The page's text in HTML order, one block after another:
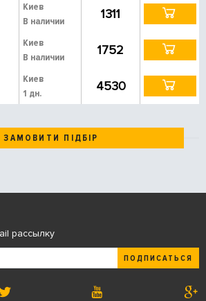
Киев
В наличии
1311
Киев
В наличии
1752
Киев
1 дн.
4530
ЗАМОВИТИ ПІДБІР
рассылку
ПОДПИСАТЬСЯ